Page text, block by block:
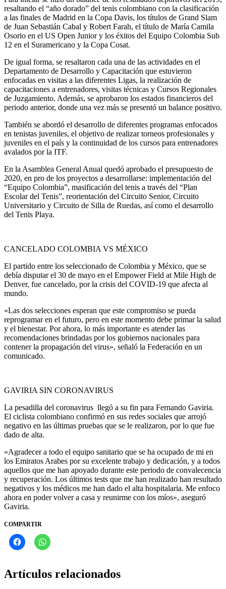
resaltando el “año dorado” del tenis colombiano con la clasificación
a las finales de Madrid en la Copa Davis, los títulos de Grand Slam
de Juan Sebastián Cabal y Robert Farah, el título de María Camila
Osorio en el US Open Junior y los éxitos del Equipo Colombia Sub
12 en el Suramericano y la Copa Cosat.
De igual forma, se resaltaron cada una de las actividades en el
Departamento de Desarrollo y Capacitación que estuvieron
enfocadas en visitas a las diferentes Ligas, la realización de
capacitaciones a entrenadores, visitas técnicas y Cursos Regionales
de Juzgamiento. Además, se aprobaron los estados financieros del
periodo anterior, donde una vez más se presentó un balance positivo.
También se abordó el desarrollo de diferentes programas enfocados
en tenistas juveniles, el objetivo de realizar torneos profesionales y
juveniles en el país y la continuidad de los cursos para entrenadores
avalados por la ITF.
En la Asamblea General Anual quedó aprobado el presupuesto de
2020, en pro de los proyectos a desarrollarse: implementación del
“Equipo Colombia”, masificación del tenis a través del “Plan
Escolar del Tenis”, reorientación del Circuito Senior, Circuito
Universitario y Circuito de Silla de Ruedas, así como el desarrollo
del Tenis Playa.
CANCELADO COLOMBIA VS MÉXICO
El partido entre los seleccionado de Colombia y México, que se
debía disputar el 30 de mayo en el Empower Field at Mile High de
Denver, fue cancelado, por la crisis del COVID-19 que afecta al
mundo.
«Las dos selecciones esperan que este compromiso se pueda
reprogramar en el futuro, pero en este momento debe primar la salud
y el bienestar. Por ahora, lo más importante es atender las
recomendaciones brindadas por los gobiernos nacionales para
contener la propagación del virus», señaló la Federación en un
comunicado.
GAVIRIA SIN CORONAVIRUS
La pesadilla del coronavirus llegó a su fin para Fernando Gaviria.
El ciclista colombiano confirmó en sus redes sociales que arrojó
negativo en las últimas pruebas que se le realizaron, por lo que fue
dado de alta.
«Agradecer a todo el equipo sanitario que se ha ocupado de mi en
los Emiratos Arabes por su excelente trabajo y dedicación, y a todos
aquellos que me han apoyado durante este periodo de convalecencia
y recuperación. Los últimos tests que me han realizado han resultado
negativos y los médicos me han dado el alta hospitalaria. Me enfoco
ahora en poder volver a casa y reunirme con los míos», aseguró
Gaviria.
COMPARTIR
Artículos relacionados